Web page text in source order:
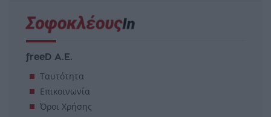
freeD Α.Ε.
Ταυτότητα
Επικοινωνία
Όροι Χρήσης